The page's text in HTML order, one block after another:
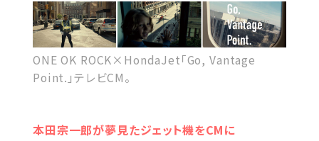
ONE OK ROCK×HondaJet「Go, Vantage
Point.」テレビCM。
本田宗一郎が夢見たジェット機をCMに